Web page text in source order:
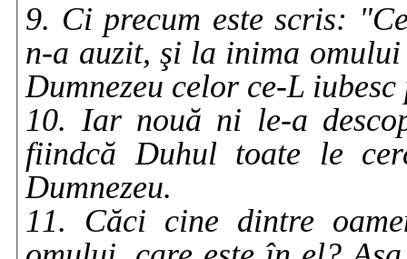
9. Ci precum este scris:
n-a auzit, şi la inima
Dumnezeu celor ce-L
10. Iar nouă ni le-a
fiindcă Duhul toate le
Dumnezeu.
11. Căci cine dintre